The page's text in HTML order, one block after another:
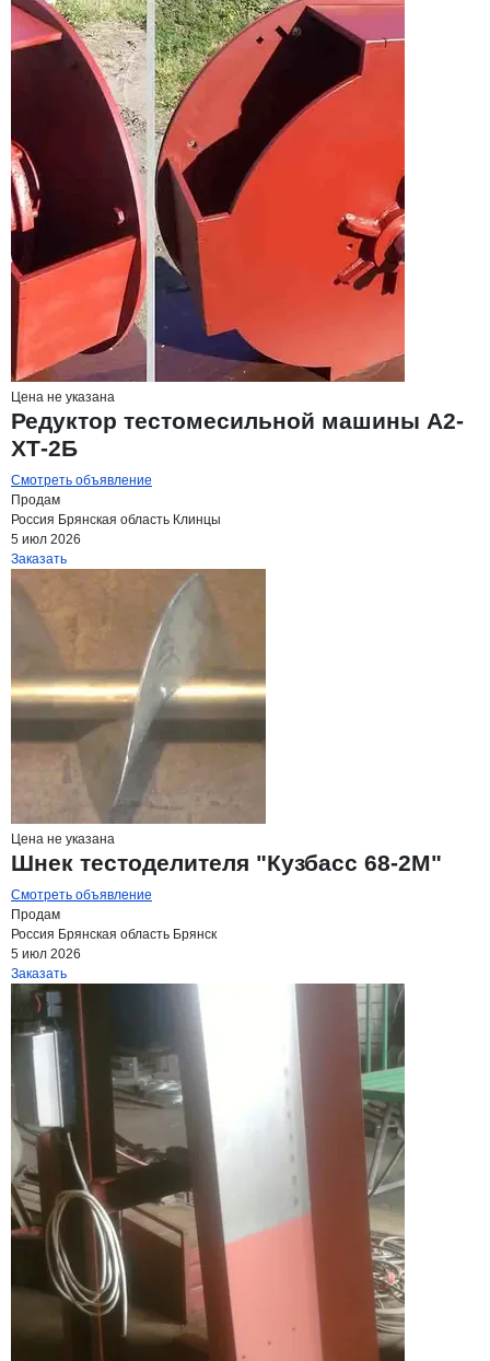
Цена не указана
Редуктор тестомесильной машины А2-
ХТ-2Б
Смотреть объявление
Продам
Россия Брянская область Клинцы
5 июл 2026
Заказать
Цена не указана
Шнек тестоделителя "Кузбасс 68-2М"
Смотреть объявление
Продам
Россия Брянская область Брянск
5 июл 2026
Заказать